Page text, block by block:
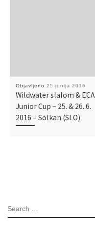
Objavljeno 25 junija 2016
Wildwater slalom & ECA
Junior Cup – 25. & 26. 6.
2016 – Solkan (SLO)
SEARCH